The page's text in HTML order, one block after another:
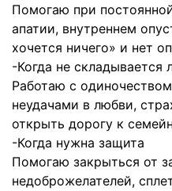
Помогаю при
апатии, внутреннем
хочется ничего» и нет
-Когда не складывается
Работаю с
неудачами в любви,
открыть дорогу к
-Когда нужна защита
Помогаю закрыться от
недоброжелателей,